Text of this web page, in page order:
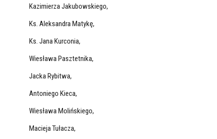
Kazimierza Jakubowskiego,
Ks. Aleksandra Matykę,
Ks. Jana Kurconia,
Wiesława Pasztetnika,
Jacka Rybitwa,
Antoniego Kieca,
Wiesława Molińskiego,
Macieja Tułacza,